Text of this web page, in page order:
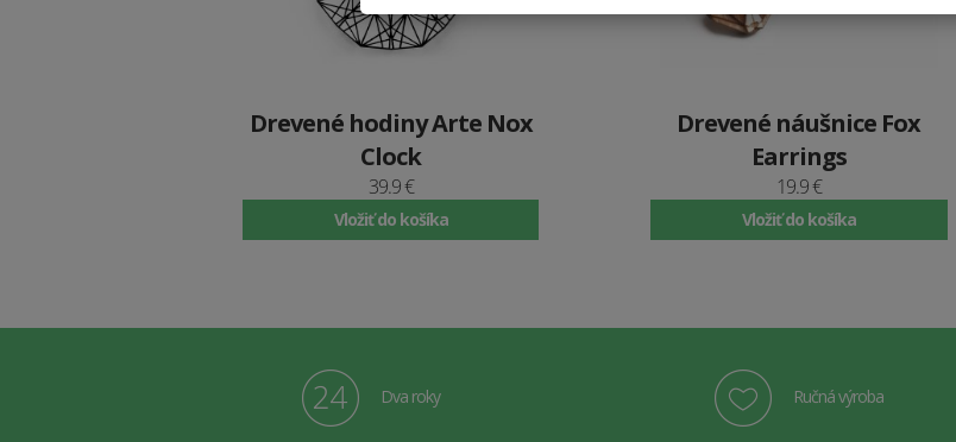
Drevené hodiny Arte Nox
Clock
39.9 €
Vložiť do košíka
Drevené náušnice Fox
Earrings
19.9 €
Vložiť do košíka
Dva roky Ručná výroba